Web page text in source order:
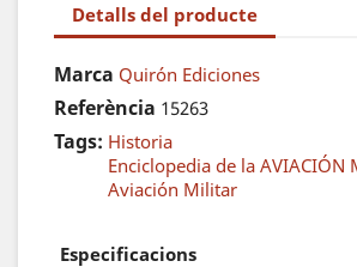
Detalls del producte
Marca Quirón Ediciones
Referència 15263
Tags: Historia
Enciclopedia de la AVIACIÓN
Aviación Militar
Especificacions